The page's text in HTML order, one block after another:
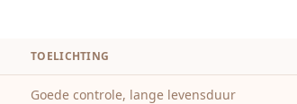
TOELICHTING
Goede controle, lange levensduur